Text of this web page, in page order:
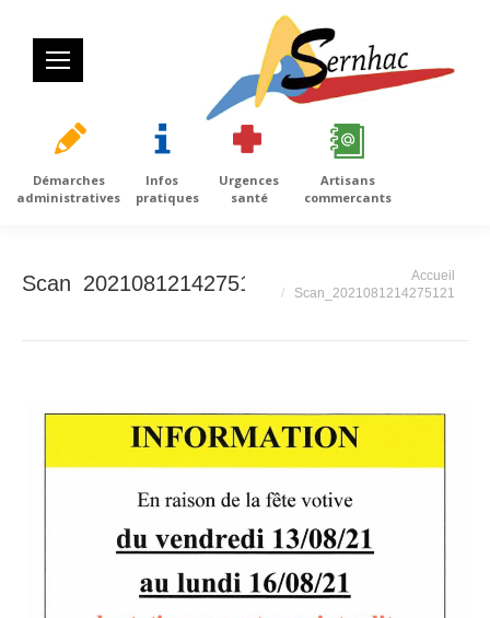
Démarches
administratives
Infos
pratiques
Urgences
santé
Artisans
commercants
Scan_2021081214275121
Accueil
Scan_2021081214275121